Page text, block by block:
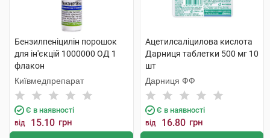
Бензилпеніцилін порошок
для ін'єкцій 1000000 ОД 1
флакон
Київмедпрепарат
Є в наявності
від 15.10 грн
Ацетилсаліцилова кислота
Дарниця таблетки 500 мг 10
шт
Дарниця ФФ
Є в наявності
від 16.80 грн